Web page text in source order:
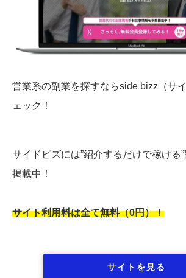
営業系の副業を探すならside bizz（サ
ェック！
サイドビズには”紹介するだけで稼げる
掲載中！
サイト利用料は全て無料（0円）！
サイトを見る